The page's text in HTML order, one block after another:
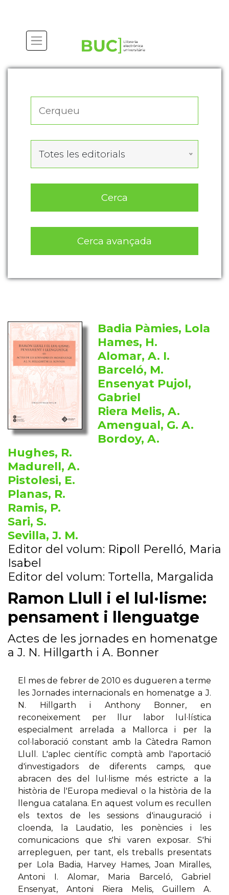
Totes les editorials
Cerca
Cerca avançada
Badia Pàmies, Lola
Hames, H.
Alomar, A. I.
Barceló, M.
Ensenyat Pujol,
Gabriel
Riera Melis, A.
Amengual, G. A.
Bordoy, A.
Hughes, R.
Madurell, A.
Pistolesi, E.
Planas, R.
Ramis, P.
Sari, S.
Sevilla, J. M.
Editor del volum: Ripoll Perelló, Maria
Isabel
Editor del volum: Tortella, Margalida
Ramon Llull i el lul·lisme:
pensament i llenguatge
Actes de les jornades en homenatge
a J. N. Hillgarth i A. Bonner
El mes de febrer de 2010 es dugueren a terme
les Jornades internacionals en homenatge a J.
N. Hillgarth i Anthony Bonner, en
reconeixement per llur labor lul·lística
especialment arrelada a Mallorca i per la
col·laboració constant amb la Càtedra Ramon
Llull. L'aplec científic comptà amb l'aportació
d'investigadors de diferents camps, que
abracen des del lul·lisme més estricte a la
història de l'Europa medieval o la història de la
llengua catalana. En aquest volum es recullen
els textos de les sessions d'inauguració i
cloenda, la Laudatio, les ponències i les
comunicacions que s'hi varen exposar. S'hi
arrepleguen, per tant, els treballs presentats
per Lola Badia, Harvey Hames, Joan Miralles,
Antoni I. Alomar, Maria Barceló, Gabriel
Ensenyat, Antoni Riera Melis, Guillem A.